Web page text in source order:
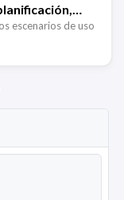
escenarios de uso